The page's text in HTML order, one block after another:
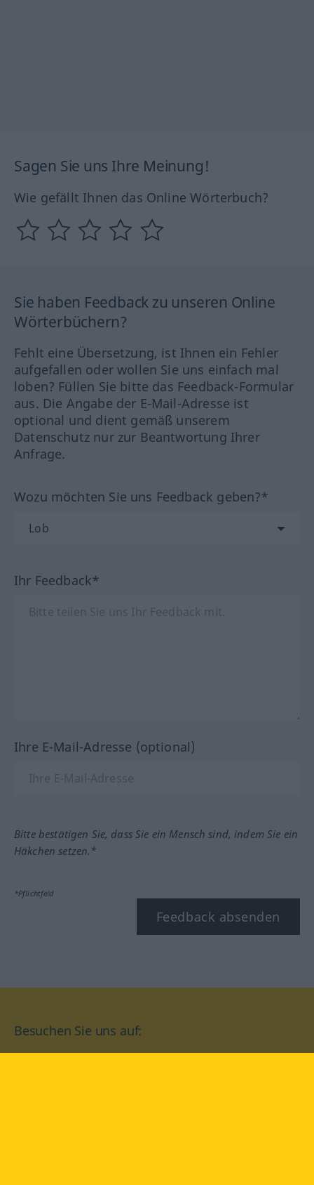
Sagen Sie uns Ihre Meinung!
Wie gefällt Ihnen das Online Wörterbuch?
Sie haben Feedback zu unseren Online
Wörterbüchern?
Fehlt eine Übersetzung, ist Ihnen ein Fehler
aufgefallen oder wollen Sie uns einfach mal
loben? Füllen Sie bitte das Feedback-Formular
aus. Die Angabe der E-Mail-Adresse ist
optional und dient gemäß unserem
Datenschutz nur zur Beantwortung Ihrer
Anfrage.
Wozu möchten Sie uns Feedback geben?*
Ihr Feedback*
Ihre E-Mail-Adresse (optional)
Bitte bestätigen Sie, dass Sie ein Mensch sind, indem Sie ein
Häkchen setzen.*
*Pflichtfeld
Feedback absenden
Besuchen Sie uns auf: